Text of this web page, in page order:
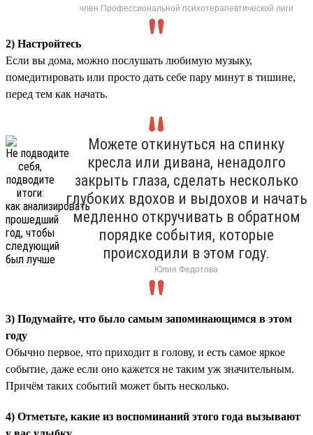
член Профессиональной психотерапевтической лиги
2) Настройтесь
Если вы дома, можно послушать любимую музыку,
помедитировать или просто дать себе пару минут в тишине,
перед тем как начать.
Можете откинуться на спинку
кресла или дивана, ненадолго
закрыть глаза, сделать несколько
глубоких вдохов и выдохов и начать
медленно откручивать в обратном
порядке события, которые
происходили в этом году.
Юлия Федотова
3) Подумайте, что было самым запоминающимся в этом
году
Обычно первое, что приходит в голову, и есть самое яркое
событие, даже если оно кажется не таким уж значительным.
Причём таких событий может быть несколько.
4) Отметьте, какие из воспоминаний этого года вызывают